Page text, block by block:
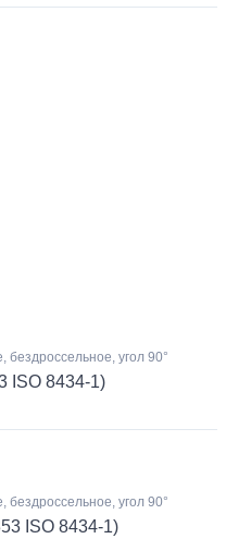
угол 90°
ISO 8434-1)
угол 90°
ISO 8434-1)